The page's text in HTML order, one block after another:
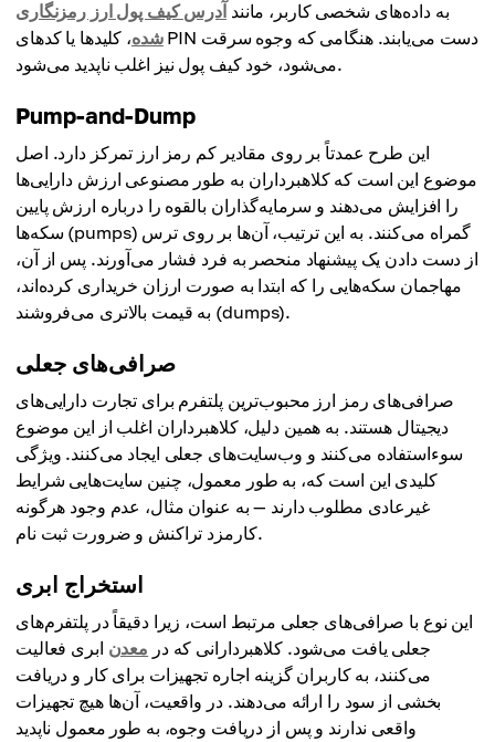
به داده‌های شخصی کاربر، مانند آدرس کیف پول ارز رمزنگاری
شده، کلیدها یا کدهای PIN دست می‌یابند. هنگامی که وجوه سرقت
می‌شود، خود کیف پول نیز اغلب ناپدید می‌شود.
Pump-and-Dump
این طرح عمدتاً بر روی مقادیر کم رمز ارز تمرکز دارد. اصل
موضوع این است که کلاهبرداران به طور مصنوعی ارزش دارایی‌ها
را افزایش می‌دهند و سرمایه‌گذاران بالقوه را درباره ارزش پایین
سکه‌ها (pumps) گمراه می‌کنند. به این ترتیب، آن‌ها بر روی ترس
از دست دادن یک پیشنهاد منحصر به فرد فشار می‌آورند. پس از آن،
مهاجمان سکه‌هایی را که ابتدا به صورت ارزان خریداری کرده‌اند،
به قیمت بالاتری می‌فروشند (dumps).
صرافی‌های جعلی
صرافی‌های رمز ارز محبوب‌ترین پلتفرم برای تجارت دارایی‌های
دیجیتال هستند. به همین دلیل، کلاهبرداران اغلب از این موضوع
سوءاستفاده می‌کنند و وب‌سایت‌های جعلی ایجاد می‌کنند. ویژگی
کلیدی این است که، به طور معمول، چنین سایت‌هایی شرایط
غیرعادی مطلوب دارند — به عنوان مثال، عدم وجود هرگونه
کارمزد تراکنش و ضرورت ثبت نام.
استخراج ابری
این نوع با صرافی‌های جعلی مرتبط است، زیرا دقیقاً در پلتفرم‌های
جعلی یافت می‌شود. کلاهبردارانی که در معدن ابری فعالیت
می‌کنند، به کاربران گزینه اجاره تجهیزات برای کار و دریافت
بخشی از سود را ارائه می‌دهند. در واقعیت، آن‌ها هیچ تجهیزات
واقعی ندارند و پس از دریافت وجوه، به طور معمول ناپدید